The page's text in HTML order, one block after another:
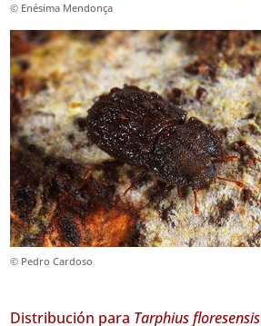
© Enésima Mendonça
© Pedro Cardoso
Distribución para Tarphius floresensis